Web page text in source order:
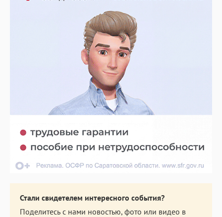
Стали свидетелем интересного события?
Поделитесь с нами новостью, фото или видео в